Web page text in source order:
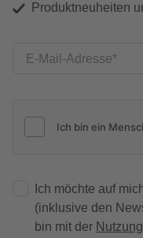
Produktneuheiten
E-Mail-Adresse
Ich möchte auf
(inklusive den
bin mit der